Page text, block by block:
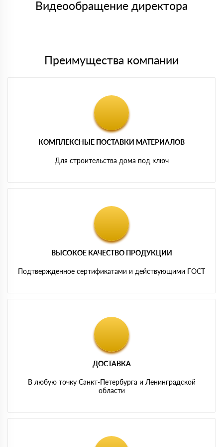
либо Вы забираете товар со склада самовывоза.
Видеообращение директора
Преимущества компании
КОМПЛЕКСНЫЕ ПОСТАВКИ МАТЕРИАЛОВ
Для строительства дома под ключ
ВЫСОКОЕ КАЧЕСТВО ПРОДУКЦИИ
Подтвержденное сертификатами и действующими ГОСТ
ДОСТАВКА
В любую точку Санкт-Петербурга и Ленинградской
области